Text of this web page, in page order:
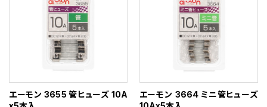
エーモン 3655 管ヒューズ 10A
エーモン 3664 ミニ管ヒューズ